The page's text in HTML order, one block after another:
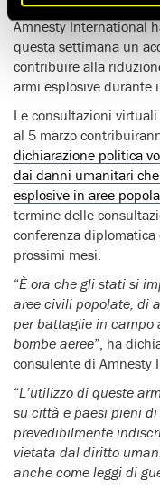
Amnesty International
questa settimana un
contribuire alla
armi esplosive durante
Le consultazioni
al 5 marzo
dichiarazione politica
dai danni umanitari
esplosive in aree
termine delle
conferenza
prossimi mesi.
“È ora che gli stati si
aree civili popolate, di
per battaglie in campo
bombe aeree”, ha
consulente di Amnesty
“L’utilizzo di queste
su città e paesi pieni
prevedibilmente
vietata dal diritto
anche come leggi di